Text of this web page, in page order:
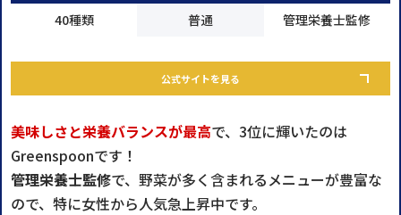
40種類 普通 管理栄養士監修
公式サイトを見る
美味しさと栄養バランスが最高で、3位に輝いたのは
Greenspoonです！
管理栄養士監修で、野菜が多く含まれるメニューが豊富な
ので、特に女性から人気急上昇中です。